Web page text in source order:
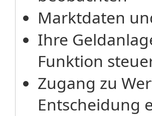
Marktdaten
Ihre
Funktion
Zugang zu
Entscheidung